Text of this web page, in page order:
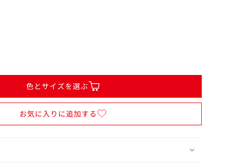
色とサイズを選ぶ
お気に入りに追加する